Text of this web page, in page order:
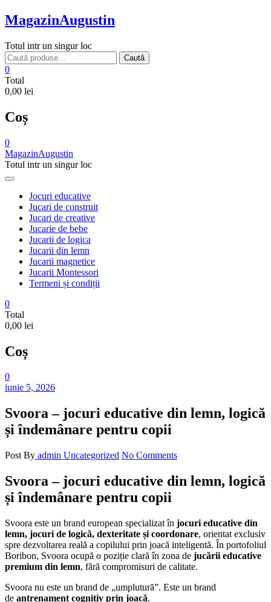
Skip
to
MagazinAugustin
Totul intr un singur loc
Caută
după:
Caută
0
Total
0,00 lei
Coș
0
MagazinAugustin
Totul intr un singur loc
Jocuri educative
Jucari de construit
Jucari de creative
Jucarie de bebe
Jucarii de logica
Jucarii din lemn
Jucarii magnetice
Jucarii Montessori
Termeni și condiții
0
Total
0,00 lei
Coș
0
iunie 5, 2026
Svoora – jocuri educative din lemn, logică
și îndemânare pentru copii
Post By admin Uncategorized No Comments
Svoora – jocuri educative din lemn, logică
și îndemânare pentru copii
Svoora este un brand european specializat în jocuri educative din
lemn, jocuri de logică, dexteritate și coordonare, orientat exclusiv
spre dezvoltarea reală a copilului prin joacă inteligentă. În portofoliul
Boribon, Svoora ocupă o poziție clară în zona de jucării educative
premium din lemn, fără compromisuri de calitate.
Svoora nu este un brand de „umplutură”. Este un brand
de antrenament cognitiv prin joacă.